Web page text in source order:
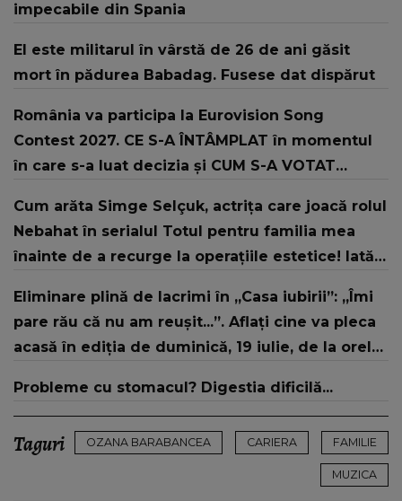
impecabile din Spania
El este militarul în vârstă de 26 de ani găsit
mort în pădurea Babadag. Fusese dat dispărut
România va participa la Eurovision Song
Contest 2027. CE S-A ÎNTÂMPLAT în momentul
în care s-a luat decizia și CUM S-A VOTAT
strategic de..."
Cum arăta Simge Selçuk, actrița care joacă rolul
Nebahat în serialul Totul pentru familia mea
înainte de a recurge la operațiile estetice! Iată
„Tinerețe rebelă”
Eliminare plină de lacrimi în „Casa iubirii”: „Îmi
pare rău că nu am reușit...”. Aflați cine va pleca
acasă în ediția de duminică, 19 iulie, de la orele
Probleme cu stomacul? Digestia dificilă...
Taguri OZANA BARABANCEA CARIERA FAMILIE
MUZICA